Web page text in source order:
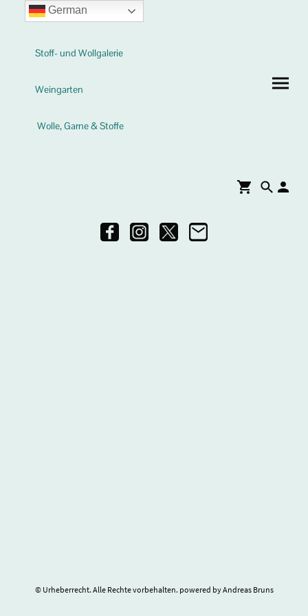
Stoff- und Wollgalerie
Weingarten
Wolle, Garne & Stoffe
© Urheberrecht. Alle Rechte vorbehalten. powered by Andreas Bruns
German